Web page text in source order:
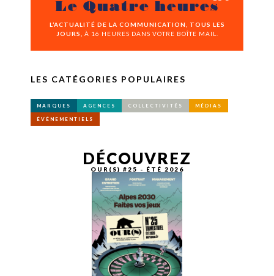
Le Quatre heures
L’ACTUALITÉ DE LA COMMUNICATION, TOUS LES
JOURS,
À 16 HEURES DANS VOTRE BOÎTE MAIL.
LES CATÉGORIES POPULAIRES
MARQUES AGENCES COLLECTIVITÉS MÉDIAS
ÉVÉNEMENTIELS
DÉCOUVREZ
OUR(S) #25 - ÉTÉ 2026